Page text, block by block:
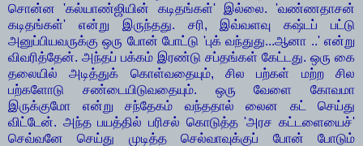
சொன்ன 'கல்யாண்ஜியின் கடிதங்கள்' இல்லை. 'வண்ணதாசன்
கடிதங்கள்' என்று இருந்தது. சரி, இவ்வளவு கஷ்டப் பட்டு
அனுப்பியவருக்கு ஒரு போன் போட்டு 'புக் வந்துது...ஆனா ..' என்று
விவரித்தேன். அந்தப் பக்கம் இரண்டு சப்தங்கள் கேட்டது. ஒரு கை
தலையில் அடித்துக் கொள்வதையும், சில பற்கள் மற்ற சில
பற்களோடு சண்டையிடுவதையும். ஒரு வேளை கோவமா
இருக்குமோ என்று சந்தேகம் வந்ததால் லைன கட் செய்து
விட்டேன். அந்த பயத்தில் பரிசல் கொடுத்த 'அரச கட்டளையைச்'
செவ்வனே செய்து முடித்த செல்வாவுக்குப் போன் போடும்